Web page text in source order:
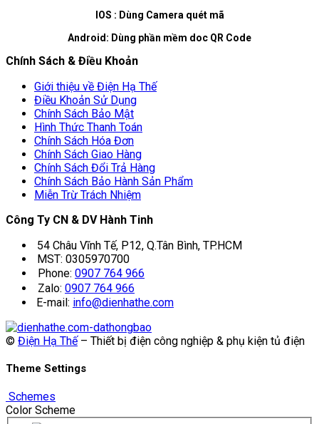
IOS : Dùng Camera quét mã
Android: Dùng phần mềm doc QR Code
Chính Sách & Điều Khoản
Giới thiệu về Điện Hạ Thế
Điều Khoản Sử Dụng
Chính Sách Bảo Mật
Hình Thức Thanh Toán
Chính Sách Hóa Đơn
Chính Sách Giao Hàng
Chính Sách Đổi Trả Hàng
Chính Sách Bảo Hành Sản Phẩm
Miễn Trừ Trách Nhiệm
Công Ty CN & DV Hành Tinh
54 Châu Vĩnh Tế, P12, Q.Tân Bình, TP.HCM
MST: 0305970700
Phone: 0907 764 966
Zalo: 0907 764 966
E-mail: info@dienhathe.com
© Điện Hạ Thế– Thiết bị điện công nghiệp & phụ kiện tủ điện
Theme Settings
Schemes
Color Scheme